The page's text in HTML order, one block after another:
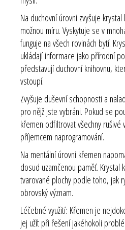
Na duchovní úrovni zvyšuje
možnou míru. Vyskytuje se v
funguje na všech rovinách bytí.
ukládají informace jako přírodní
představují duchovní knihovnu,
vstoupí.
Zvyšuje duševní schopnosti a
pro nějž jste vybráni. Pokud se
křemen odfiltrovat všechny rušivé
příjemcem naprogramování.
Na mentální úrovni křemen
dosud uzamčenou paměť. Krystal
tvarované plochy podle toho, jak
obrovský význam.
Léčebné využití: Křemen je
jej užít při řešení jakéhokoli